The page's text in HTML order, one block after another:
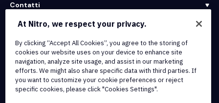
Contatti
Integrazioni e connettività API
Termini di servizio
Politica sui cookie
Politica sul copyright
Tutti i termini e le politiche
At Nitro, we respect your privacy.
By clicking “Accept All Cookies”, you agree to the storing of
cookies our website uses on your device to enhance site
navigation, analyze site usage, and assist in our marketing
efforts. We might also share specific data with third parties. If
you want to customize your cookie preferences or reject
specific cookies, please click "Cookies Settings".